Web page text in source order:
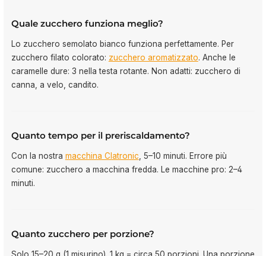
Quale zucchero funziona meglio?
Lo zucchero semolato bianco funziona perfettamente. Per
zucchero filato colorato: zucchero aromatizzato. Anche le
caramelle dure: 3 nella testa rotante. Non adatti: zucchero di
canna, a velo, candito.
Quanto tempo per il preriscaldamento?
Con la nostra macchina Clatronic , 5–10 minuti. Errore più
comune: zucchero a macchina fredda. Le macchine pro: 2–4
minuti.
Quanto zucchero per porzione?
Solo 15–20 g (1 misurino). 1 kg = circa 50 porzioni. Una porzione